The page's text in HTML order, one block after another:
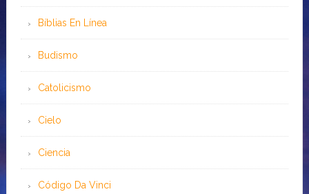
Bíblias En Línea
Budismo
Catolicismo
Cielo
Ciencia
Código Da Vinci